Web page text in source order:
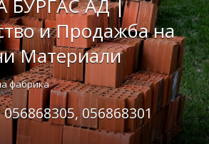
БУРГАС АД |
и Продажба на
Материали
фабрика
056868301